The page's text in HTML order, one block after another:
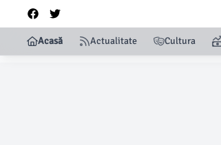
Acasă Actualitate Cultura